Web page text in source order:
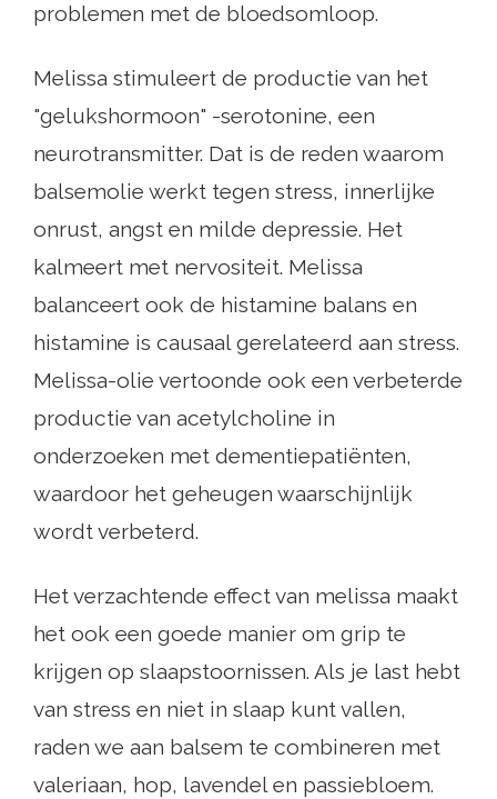
problemen met de bloedsomloop.
Melissa stimuleert de productie van het
"gelukshormoon" -serotonine, een
neurotransmitter. Dat is de reden waarom
balsemolie werkt tegen stress, innerlijke
onrust, angst en milde depressie. Het
kalmeert met nervositeit. Melissa
balanceert ook de histamine balans en
histamine is causaal gerelateerd aan stress.
Melissa-olie vertoonde ook een verbeterde
productie van acetylcholine in
onderzoeken met dementiepatiënten,
waardoor het geheugen waarschijnlijk
wordt verbeterd.
Het verzachtende effect van melissa maakt
het ook een goede manier om grip te
krijgen op slaapstoornissen. Als je last hebt
van stress en niet in slaap kunt vallen,
raden we aan balsem te combineren met
valeriaan, hop, lavendel en passiebloem.